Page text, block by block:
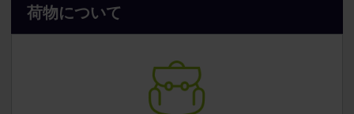
荷物について